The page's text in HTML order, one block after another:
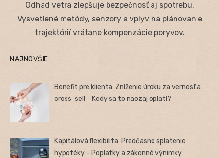
Odhad vetra zlepšuje bezpečnosť aj spotrebu.
Vysvetlené metódy, senzory a vplyv na plánovanie
trajektórií vrátane kompenzácie poryvov.
NAJNOVŠIE
Benefit pre klienta: Zníženie úroku za vernosť a
cross-sell – Kedy sa to naozaj oplatí?
Kapitálová flexibilita: Predčasné splatenie
hypotéky – Poplatky a zákonné výnimky